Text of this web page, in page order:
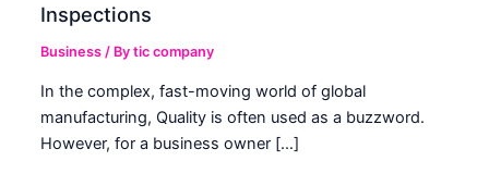
Inspections
Business / Bytic company
In the complex, fast-moving world of global
manufacturing, Quality is often used as a buzzword.
However, for a business owner […]